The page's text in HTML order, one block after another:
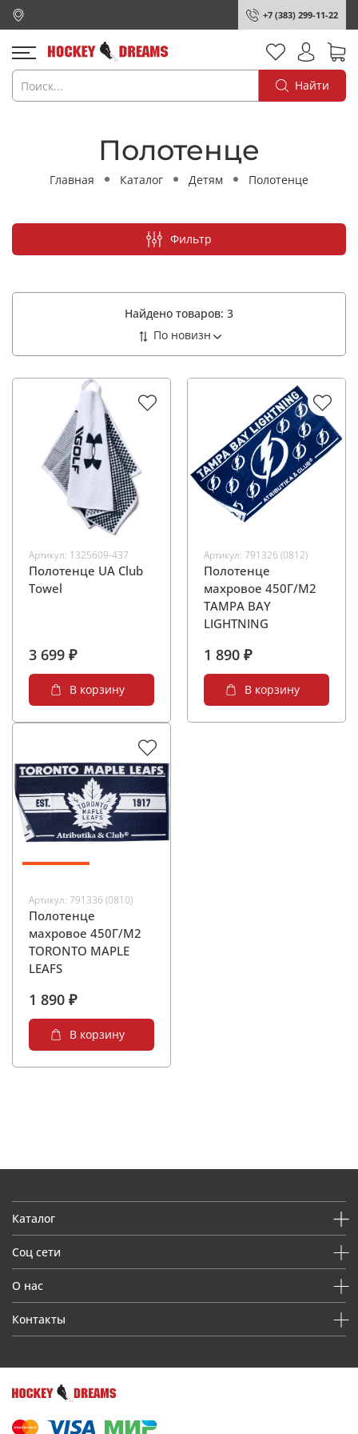
+7 (383) 299-11-22
Найти
Полотенце
Главная Каталог Детям Полотенце
Найдено товаров: 3
Артикул: 1325609-437
Полотенце UA Club
Towel
3 699 ₽
В корзину
Артикул: 791326 (0812)
Полотенце
махровое 450Г/М2
TAMPA BAY
LIGHTNING
1 890 ₽
В корзину
Артикул: 791336 (0810)
Полотенце
махровое 450Г/М2
TORONTO MAPLE
LEAFS
1 890 ₽
В корзину
Фильтр
Каталог
Соц сети
О нас
Контакты